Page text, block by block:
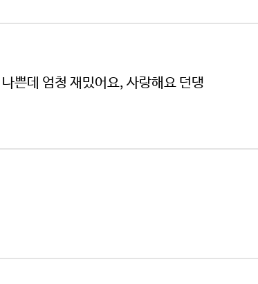
쁜데 엄청 재밌어요, 사랑해요 던댕